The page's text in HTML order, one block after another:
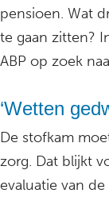
pensioen. Wat
te gaan zitten?
ABP op zoek
‘Wetten
De stofkam
zorg. Dat blijkt
evaluatie van